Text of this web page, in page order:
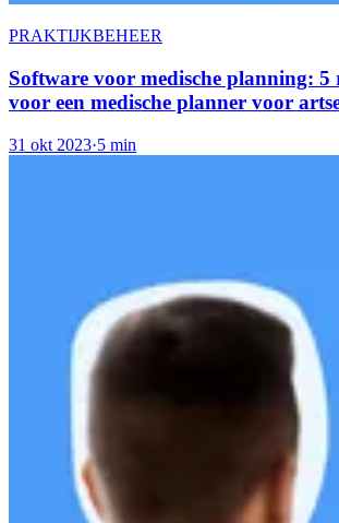
PRAKTIJKBEHEER
Software voor medische planning: 5
voor een medische planner voor
31 okt 2023·5 min